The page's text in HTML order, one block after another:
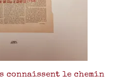
connaissent le chemin